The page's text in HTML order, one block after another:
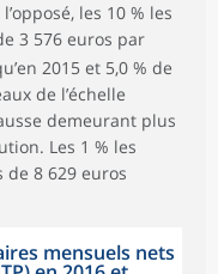
les 10 % les
3 576 euros par
2015 et 5,0 % de
de l’échelle
demeurant plus
Les 1 % les
8 629 euros
mensuels nets